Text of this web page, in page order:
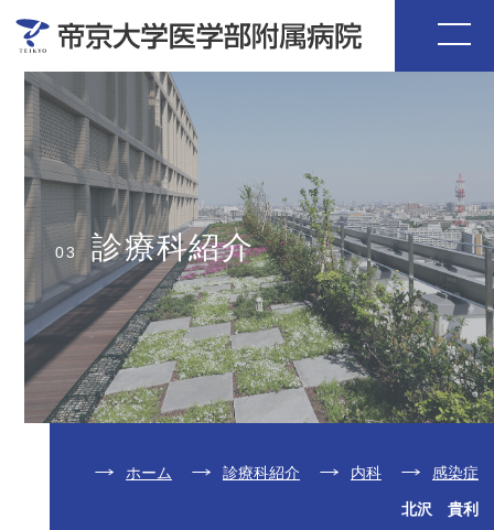
03 診療科紹介
ホーム 診療科紹介 内科 感染症
北沢 貴利